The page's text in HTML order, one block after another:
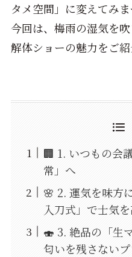
タメ空間」に変えてみま
今回は、梅雨の湿気を
解体ショーの魅力をご
🏢 1. いつもの会
常」へ
🌸 2. 運気を味方
入刀式」で士気
🍣 3. 絶品の「生
匂いを残さない